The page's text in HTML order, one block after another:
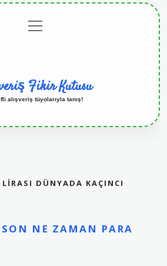
menüyü
aç
Fikir Kutusu
alışveriş tüyolarıyla tanış!
DÜNYADA KAÇINCI
NE ZAMAN PARA